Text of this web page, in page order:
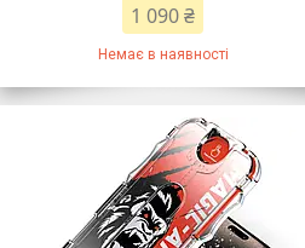
1 090 ₴
Немає в наявності